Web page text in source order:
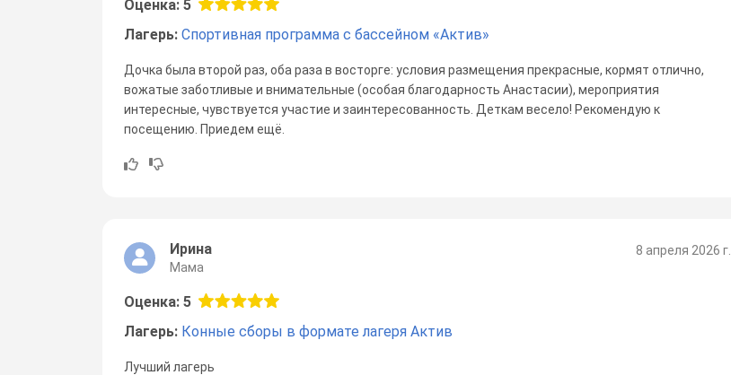
Оценка: 5
Лагерь: Спортивная программа с бассейном «Актив»
Дочка была второй раз, оба раза в восторге: условия размещения прекрасные, кормят отлично,
вожатые заботливые и внимательные (особая благодарность Анастасии), мероприятия
интересные, чувствуется участие и заинтересованность. Деткам весело! Рекомендую к
посещению. Приедем ещё.
8 апреля 2026 г.
Ирина
Мама
Оценка: 5
Лагерь: Конные сборы в формате лагеря Актив
Лучший лагерь